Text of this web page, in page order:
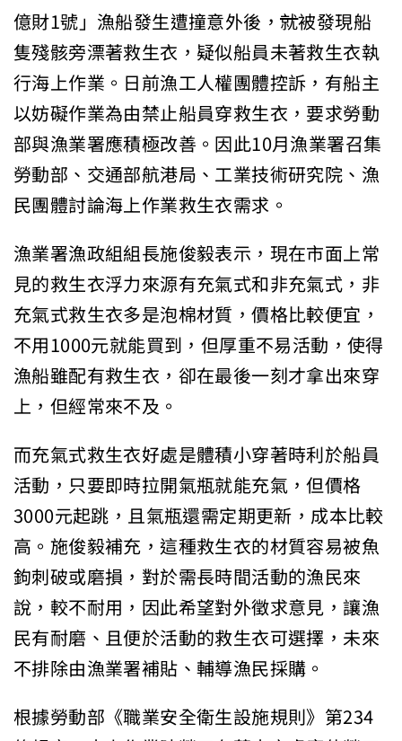
億財1號」漁船發生遭撞意外後，就被發現船
隻殘骸旁漂著救生衣，疑似船員未著救生衣執
行海上作業。日前漁工人權團體控訴，有船主
以妨礙作業為由禁止船員穿救生衣，要求勞動
部與漁業署應積極改善。因此10月漁業署召集
勞動部、交通部航港局、工業技術研究院、漁
民團體討論海上作業救生衣需求。
漁業署漁政組組長施俊毅表示，現在市面上常
見的救生衣浮力來源有充氣式和非充氣式，非
充氣式救生衣多是泡棉材質，價格比較便宜，
不用1000元就能買到，但厚重不易活動，使得
漁船雖配有救生衣，卻在最後一刻才拿出來穿
上，但經常來不及。
而充氣式救生衣好處是體積小穿著時利於船員
活動，只要即時拉開氣瓶就能充氣，但價格
3000元起跳，且氣瓶還需定期更新，成本比較
高。施俊毅補充，這種救生衣的材質容易被魚
鉤刺破或磨損，對於需長時間活動的漁民來
說，較不耐用，因此希望對外徵求意見，讓漁
民有耐磨、且便於活動的救生衣可選擇，未來
不排除由漁業署補貼、輔導漁民採購。
根據勞動部《職業安全衛生設施規則》第234